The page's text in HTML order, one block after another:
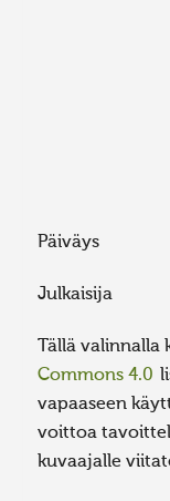
Päiväys
Julkaisija
Tällä
Commons 4.0
vapaaseen
voittoa
kuvaajalle